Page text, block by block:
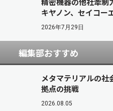
キヤノン、セイコー
2026年7月29日
編集部おすすめ
メタマテリアルの
拠点の挑戦
2026.08.05